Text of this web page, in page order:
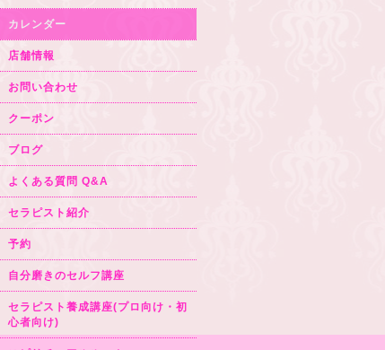
カレンダー
店舗情報
お問い合わせ
クーポン
ブログ
よくある質問 Q&A
セラピスト紹介
予約
自分磨きのセルフ講座
セラピスト養成講座(プロ向け・初
心者向け)